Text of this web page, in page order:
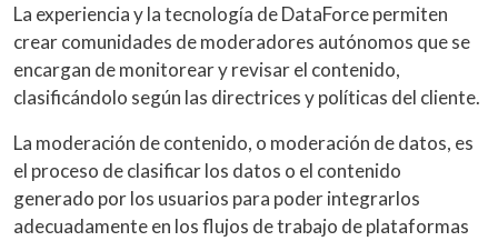
La experiencia y la tecnología de DataForce permiten
crear comunidades de moderadores autónomos que se
encargan de monitorear y revisar el contenido,
clasificándolo según las directrices y políticas del cliente.
La moderación de contenido, o moderación de datos, es
el proceso de clasificar los datos o el contenido
generado por los usuarios para poder integrarlos
adecuadamente en los flujos de trabajo de plataformas